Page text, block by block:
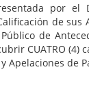
por el
de sus
de
CUATRO (4)
Apelaciones de